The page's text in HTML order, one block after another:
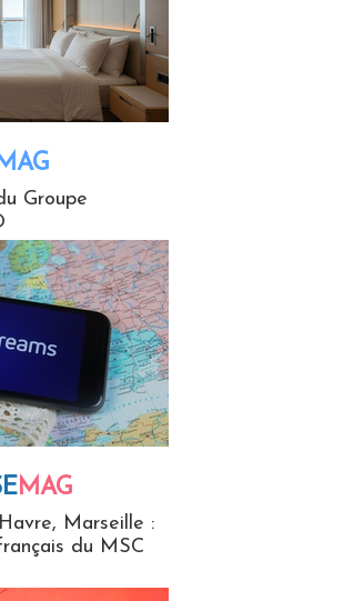
Groupe
MAG
Marseille :
du MSC